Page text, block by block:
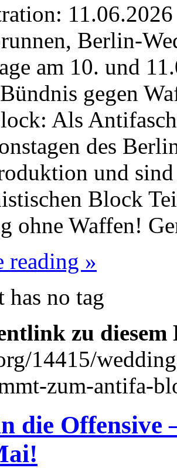
Berlin-
am 10. und
gegen
Als
des
und
Block
ohne Waffen!
reading »
has no tag
zu
14415/
zum-antifa-
die Offensive